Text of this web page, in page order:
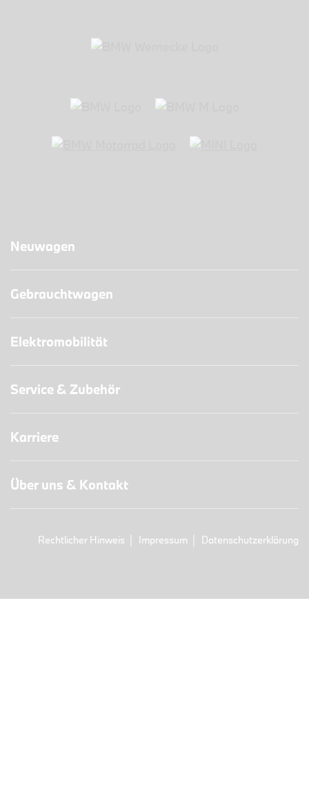
Neuwagen
Gebrauchtwagen
Elektromobilität
Service & Zubehör
Karriere
Über uns & Kontakt
Rechtlicher Hinweis Impressum Datenschutzerklärung